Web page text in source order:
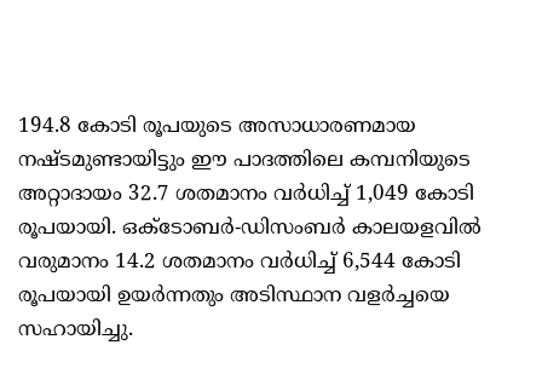
194.8 കോടി രൂപയുടെ അസാധാരണമായ
നഷ്ടമുണ്ടായിട്ടും ഈ പാദത്തിലെ കമ്പനിയുടെ
അറ്റാദായം 32.7 ശതമാനം വർധിച്ച് 1,049 കോടി
രൂപയായി. ഒക്‌ടോബർ-ഡിസംബർ കാലയളവിൽ
വരുമാനം 14.2 ശതമാനം വർധിച്ച് 6,544 കോടി
രൂപയായി ഉയർന്നതും അടിസ്ഥാന വളർച്ചയെ
സഹായിച്ചു.